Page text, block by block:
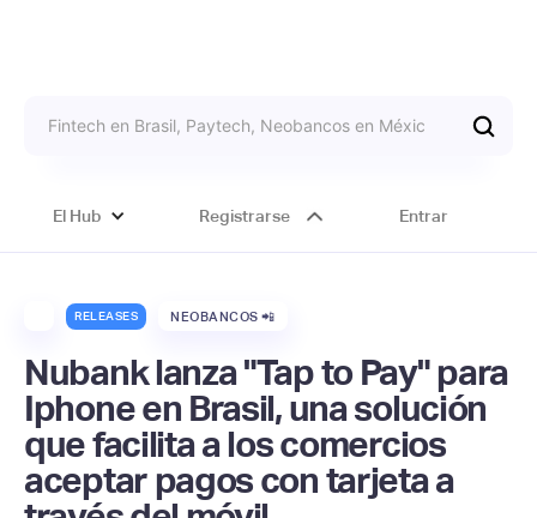
El Hub Registrarse Entrar
RELEASES NEOBANCOS 📲
Nubank lanza "Tap to Pay" para
Iphone en Brasil, una solución
que facilita a los comercios
aceptar pagos con tarjeta a